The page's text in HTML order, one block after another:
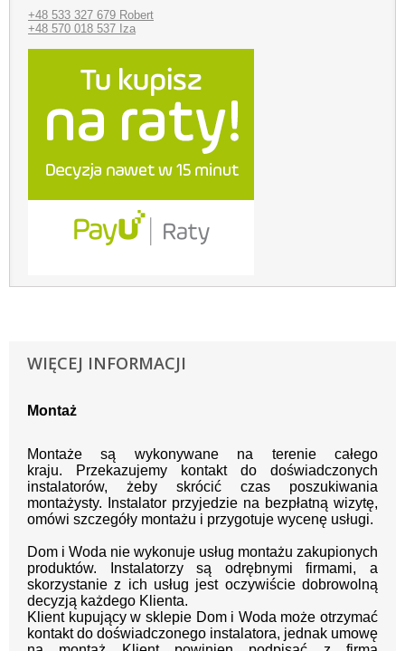
+48 533 327 679 Robert
+48 570 018 537 Iza
WIĘCEJ INFORMACJI
Montaż
Montaże są wykonywane na terenie całego
kraju.
Przekazujemy kontakt do doświadczonych
instalatorów, żeby skrócić czas poszukiwania
montażysty.
Instalator przyjedzie na bezpłatną wizytę,
omówi szczegóły montażu i przygotuje wycenę usługi.
Dom i Woda nie wykonuje usług montażu zakupionych
produktów. Instalatorzy są odrębnymi firmami, a
skorzystanie z ich usług jest oczywiście dobrowolną
decyzją każdego Klienta.
Klient kupujący w sklepie Dom i Woda może otrzymać
kontakt do doświadczonego instalatora, jednak umowę